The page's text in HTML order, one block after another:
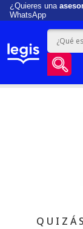
¿Quieres una
WhatsApp